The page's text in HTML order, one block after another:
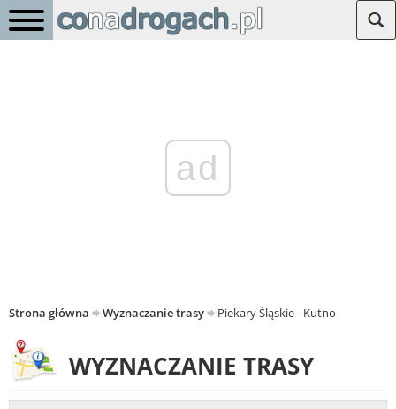
ad
Strona główna Wyznaczanie trasy Piekary Śląskie - Kutno
WYZNACZANIE TRASY